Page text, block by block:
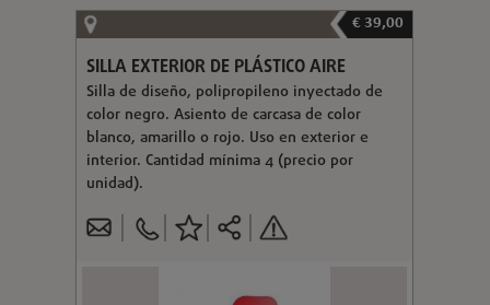
€ 39,00
SILLA EXTERIOR DE PLÁSTICO AIRE
Silla de diseño, polipropileno inyectado de
color negro. Asiento de carcasa de color
blanco, amarillo o rojo. Uso en exterior e
interior. Cantidad mínima 4 (precio por
unidad).